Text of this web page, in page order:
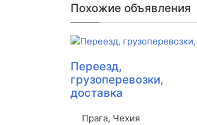
Похожие объявления
Переезд,
грузоперевозки,
доставка
Прага, Чехия